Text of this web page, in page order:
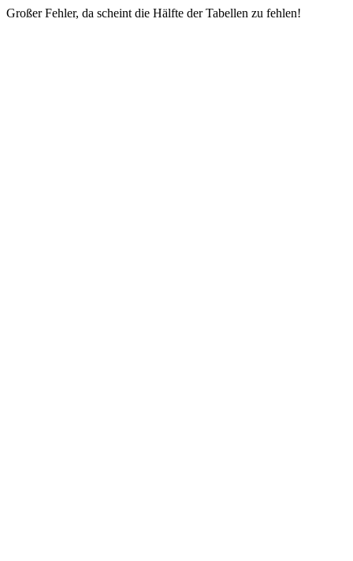
Großer Fehler, da scheint die Hälfte der Tabellen zu fehlen!